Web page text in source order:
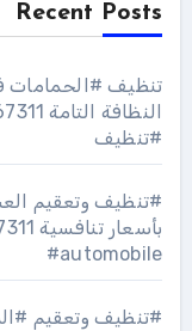
Recent Posts
تنظيف #الحمامات
#تنظيف
#تنظيف وتعقيم
#automobile
#تنظيف وتعقيم